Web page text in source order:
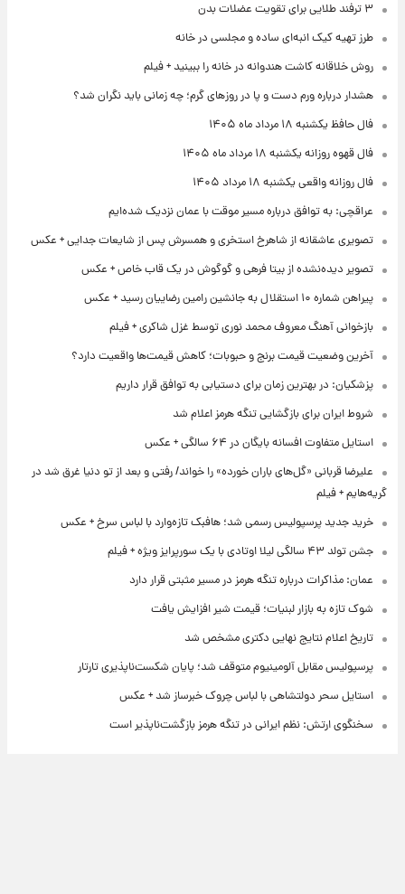
۳ ترفند طلایی برای تقویت عضلات بدن
طرز تهیه کیک انبه‌ای ساده و مجلسی در خانه
روش خلاقانه کاشت هندوانه در خانه را ببینید + فیلم
هشدار درباره ورم دست و پا در روزهای گرم؛ چه زمانی باید نگران شد؟
فال حافظ یکشنبه ۱۸ مرداد ماه ۱۴۰۵
فال قهوه روزانه یکشنبه ۱۸ مرداد ماه ۱۴۰۵
فال روزانه واقعی یکشنبه ۱۸ مرداد ۱۴۰۵
عراقچی: به توافق درباره مسیر موقت با عمان نزدیک شده‌ایم
تصویری عاشقانه از شاهرخ استخری و همسرش پس از شایعات جدایی + عکس
تصویر دیده‌نشده از بیتا فرهی و گوگوش در یک قاب خاص + عکس
پیراهن شماره ۱۰ استقلال به جانشین رامین رضاییان رسید + عکس
بازخوانی آهنگ معروف محمد نوری توسط غزل شاکری + فیلم
آخرین وضعیت قیمت برنج و حبوبات؛ کاهش قیمت‌ها واقعیت دارد؟
پزشکیان: در بهترین زمان برای دستیابی به توافق قرار داریم
شروط ایران برای بازگشایی تنگه هرمز اعلام شد
استایل متفاوت افسانه بایگان در ۶۴ سالگی + عکس
علیرضا قربانی «گل‌های باران خورده» را خواند/ رفتی و بعد از تو دنیا غرق شد در
گریه‌هایم + فیلم
خرید جدید پرسپولیس رسمی شد؛ هافبک تازه‌وارد با لباس سرخ + عکس
جشن تولد ۴۳ سالگی لیلا اوتادی با یک سورپرایز ویژه + فیلم
عمان: مذاکرات درباره تنگه هرمز در مسیر مثبتی قرار دارد
شوک تازه به بازار لبنیات؛ قیمت شیر افزایش یافت
تاریخ اعلام نتایج نهایی دکتری مشخص شد
پرسپولیس مقابل آلومینیوم متوقف شد؛ پایان شکست‌ناپذیری تارتار
استایل سحر دولتشاهی با لباس چروک خبرساز شد + عکس
سخنگوی ارتش: نظم ایرانی در تنگه هرمز بازگشت‌ناپذیر است